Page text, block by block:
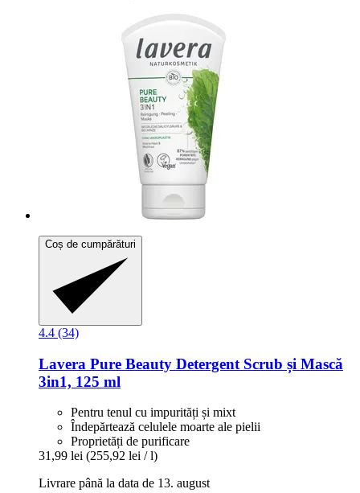
Coș de cumpărături
4.4 (34)
Lavera Pure Beauty Detergent Scrub și Mască
3in1, 125 ml
Pentru tenul cu impurități și mixt
Îndepărtează celulele moarte ale pielii
Proprietăți de purificare
31,99 lei (255,92 lei / l)
Livrare până la data de 13. august